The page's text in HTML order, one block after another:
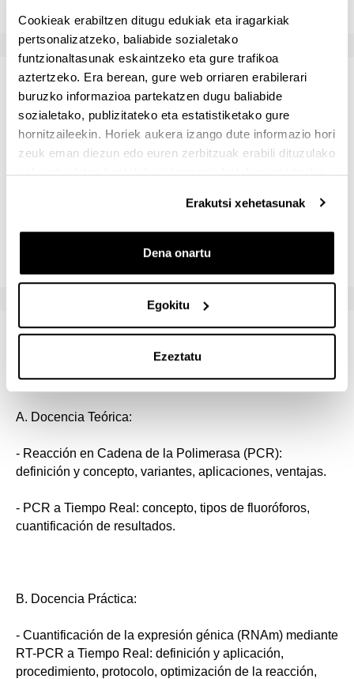
Cookieak erabiltzen ditugu edukiak eta iragarkiak
pertsonalizatzeko, baliabide sozialetako
funtzionaltasunak eskaintzeko eta gure trafikoa
aztertzeko. Era berean, gure web orriaren erabilerari
buruzko informazioa partekatzen dugu baliabide
sozialetako, publizitateko eta estatistiketako gure
hornitzaileekin. Horiek aukera izango dute informazio hori
zeuk eman diezun edo euren zerbitzuak erabili dituzulako
eskuratu duten bestelako informazio batekin uztartzeko.
Erakutsi xehetasunak
Dena onartu
Egokitu
Ezeztatu
Ezohiko deialdia: orientazioak
eta uko egitea
2020/2021, en caso de que la situación sanitaria no
para la docencia como para los exámenes
Irakasgai-zerrenda
A. Docencia Teórica:
- Reacción en Cadena de la Polimerasa (PCR):
definición y concepto, variantes, aplicaciones, ventajas.
- PCR a Tiempo Real: concepto, tipos de fluoróforos,
cuantificación de resultados.
B. Docencia Práctica:
- Cuantificación de la expresión génica (RNAm) mediante
RT-PCR a Tiempo Real: definición y aplicación,
procedimiento, protocolo, optimización de la reacción,